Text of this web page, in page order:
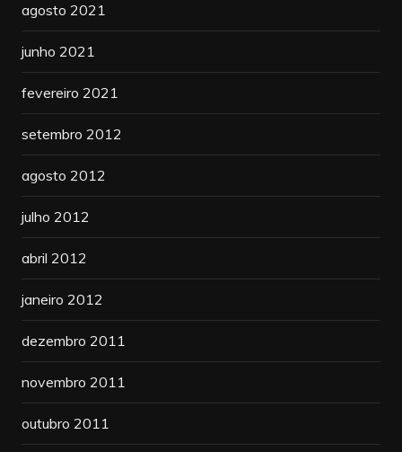
agosto 2021
junho 2021
fevereiro 2021
setembro 2012
agosto 2012
julho 2012
abril 2012
janeiro 2012
dezembro 2011
novembro 2011
outubro 2011